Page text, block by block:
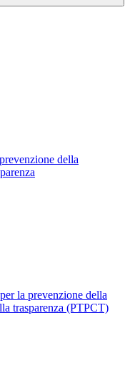
della
la prevenzione della
trasparenza (PTPCT)